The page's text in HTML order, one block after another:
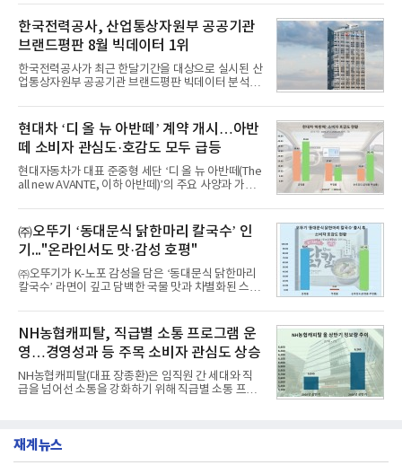
일 한국기업평판연구소(소장 구창환)는 국내 교육서
비스 상장기업 브랜드를 대상으로 지난 7월 7일부터
8월 7일까지 수집된 소비자 빅데이터 10,074,233건
을 분석한 결과, 메가스터디교육이 브랜드평판지수
1,710,926을 기록하며 8월 1위에 올랐다고 밝혔다.
분석에 활용된 빅데이터는 지난 7월(9,491,206건) 대
비 6.14% 증가한 수치로, 교육서비스 상장기업 브랜
디교육, 대교, 디지
한국전력공사, 산업통상자원부 공공기관
브랜드평판 8월 빅데이터 1위
한국전력공사가 최근 한달기간을 대상으로 실시된 산
업통상자원부 공공기관 브랜드평판 빅데이터 분석에
이 순으로 뒤를 이었다.7일 한국기업평판연구소(소장
구창환)는 산업통상자원부 공공기관 41개 브랜드를
대상으로 지난 7월 7일부터 8월 7일까지 수집된 소비
자 빅데이터 91,102,549건을 분석한 결과, 한국전력
공사가 브랜드평판지수 10,670,633을 기록하며 8월
1위에 올랐다고 밝혔다. 분석에 활용된 빅데이터는 지
난 7월(88,893,823건) 대비 2.48% 증가한 수치다.연
수력원자력, 한국석
현대차 ‘디 올 뉴 아반떼’ 계약 개시…아반
떼 소비자 관심도·호감도 모두 급등
현대자동차가 대표 준중형 세단 ‘디 올 뉴 아반떼(The
all new AVANTE, 이하 아반떼)’의 주요 사양과 가격
떼는 6년 만에 선보이는 8세대 완전변경 모델로, ▲정
교한 선과 면을 중심으로 완성한 파격적인 디자인 ▲
과거 중형 세단 수준으로 확대된 차체 제원 ▲글로벌
최고 수준의 안전성 ▲성능과 효율을 동시에 높인 주
행 완성도 ▲첨단 편의 및 디지털 사양 적용 등을 통해
글로벌 준중형 세단의 새로운 기준을 세웠다.아반떼
는 가솔린 2.0과 1.6 하이브리드 두 가지 파워트레인
넘
㈜오뚜기 ‘동대문식 닭한마리 칼국수’ 인
기..."온라인서도 맛·감성 호평"
㈜오뚜기가 K-노포 감성을 담은 ‘동대문식 닭한마리
칼국수’ 라면이 깊고 담백한 국물 맛과 차별화된 스토
혔다.‘동대문식 닭한마리 칼국수’는 예상을 뛰어넘는
소비자 호응에 힘입어 지난 7월 13일 첫 선을 보인 지
단 18일 만에 누적 판매량 50만 개를 돌파하는 성과를
거두었다.이번 신제품은 개발진이 전국의 닭한마리
전문점을 직접 찾아 다니며 최적의 육수 비율을 완성
했다. 자극적이지 않으면서도 깊은 닭육수에 마늘의
개운한 풍미를 더했으며, 국물이 잘 배어들면서도 쫄
서도
NH농협캐피탈, 직급별 소통 프로그램 운
영…경영성과 등 주목 소비자 관심도 상승
NH농협캐피탈(대표 장종환)은 임직원 간 세대와 직
급을 넘어선 소통을 강화하기 위해 직급별 소통 프로
영지원부 홍보팀과 2026년 새로이(e)＊가 공동 주관
재계뉴스